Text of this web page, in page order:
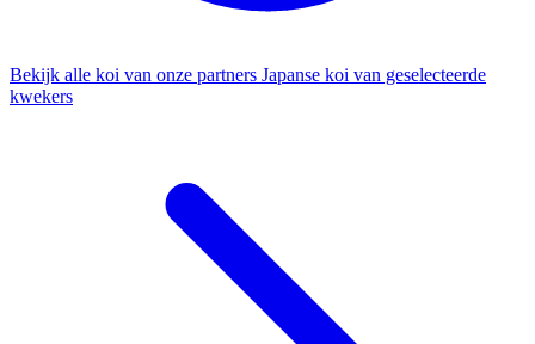
Bekijk alle koi van onze partners Japanse koi van geselecteerde
kwekers